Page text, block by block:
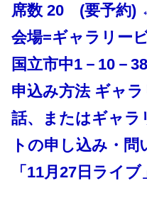
席数 20 (要予約)
会場=ギャラリー
国立市中1－10－
申込み方法 ギャ
話、またはギャラ
トの申し込み・
「11月27日ライ